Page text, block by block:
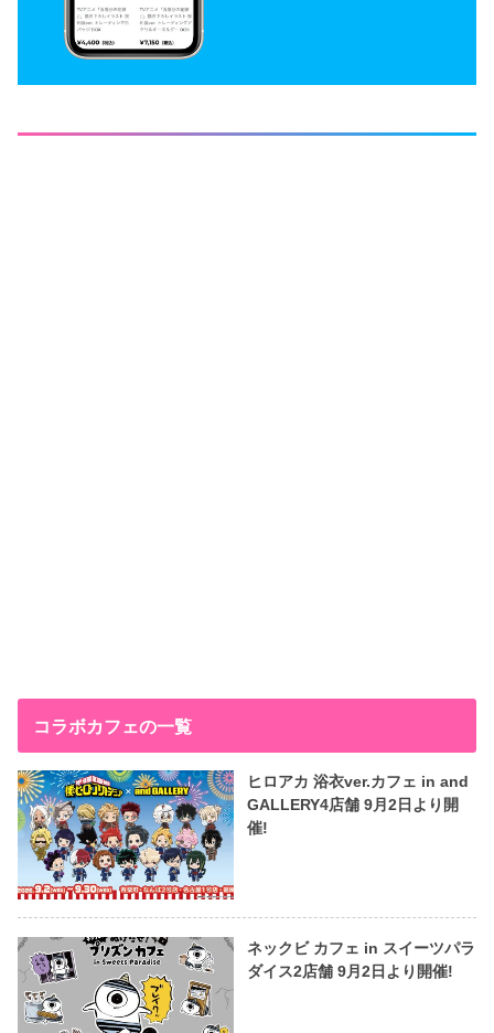
コラボカフェの一覧
ヒロアカ 浴衣ver.カフェ in and
GALLERY4店舗 9月2日より開
催!
ネックビ カフェ in スイーツパラ
ダイス2店舗 9月2日より開催!